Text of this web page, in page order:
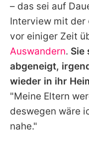
– das sei auf
Interview mit der
vor einiger Zeit
Auswandern. Sie
abgeneigt,
wieder in ihr
"Meine Eltern
deswegen wäre
nahe."